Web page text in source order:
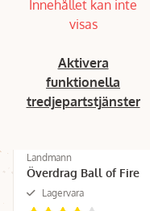
Innehållet kan inte
visas
Aktivera
funktionella
tredjepartstjänster
Landmann
Överdrag Ball of Fire
Lagervara